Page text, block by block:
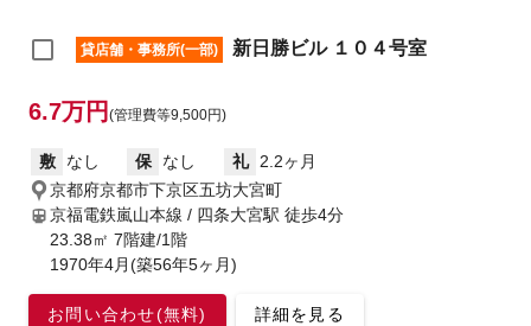
貸店舗・事務所(一部) 新日勝ビル １０４号室
6.7万円 (管理費等9,500円)
敷 なし 保 なし 礼
2.2ヶ月
京都府京都市下京区五坊大宮町
京福電鉄嵐山本線 / 四条大宮駅 徒歩4分
23.38㎡ 7階建/1階
1970年4月(築56年5ヶ月)
お問い合わせ(無料) 詳細を見る